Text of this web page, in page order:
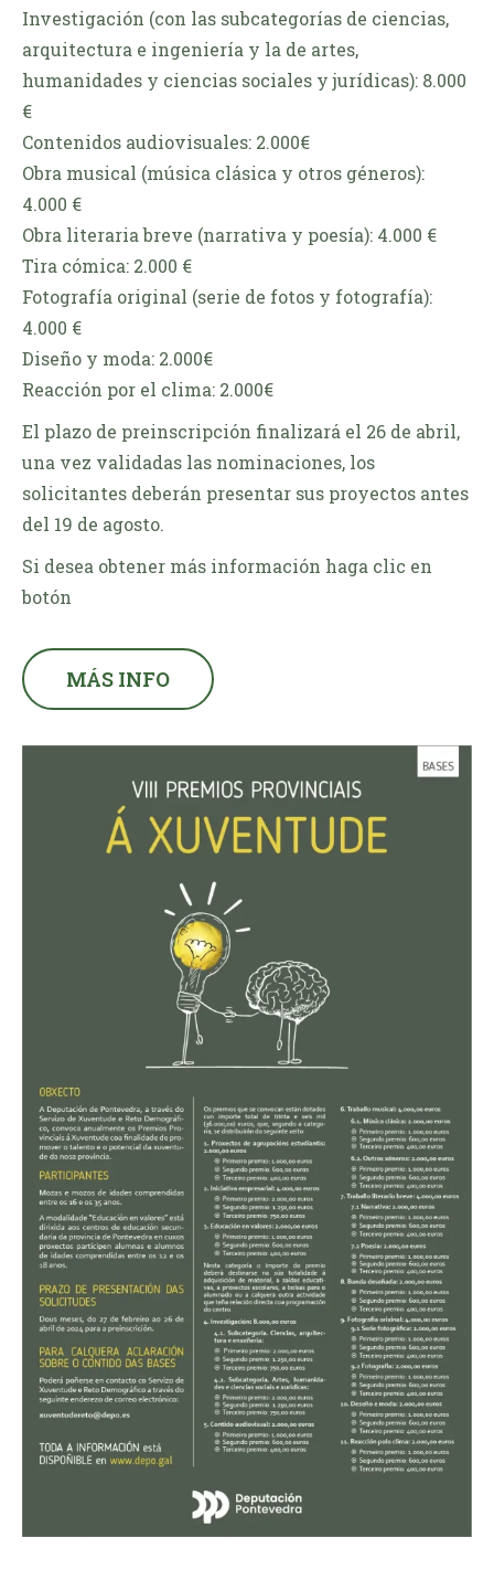
Investigación (con las subcategorías de ciencias,
arquitectura e ingeniería y la de artes,
humanidades y ciencias sociales y jurídicas): 8.000
€
Contenidos audiovisuales: 2.000€
Obra musical (música clásica y otros géneros):
4.000 €
Obra literaria breve (narrativa y poesía): 4.000 €
Tira cómica: 2.000 €
Fotografía original (serie de fotos y fotografía):
4.000 €
Diseño y moda: 2.000€
Reacción por el clima: 2.000€
El plazo de preinscripción finalizará el 26 de abril,
una vez validadas las nominaciones, los
solicitantes deberán presentar sus proyectos antes
del 19 de agosto.
Si desea obtener más información haga clic en
botón
MÁS INFO